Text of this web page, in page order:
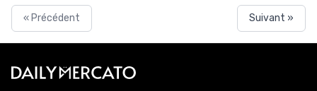
« Précédent Suivant »